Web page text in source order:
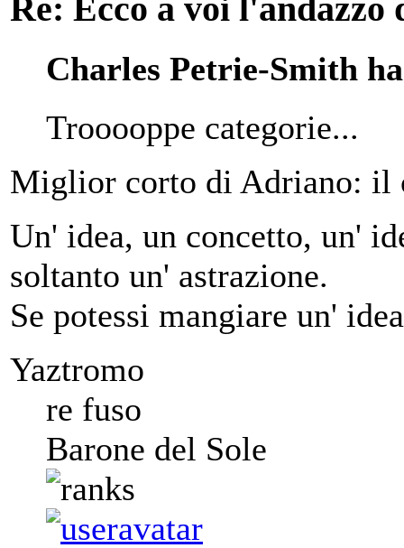
Re: Ecco a voi
Charles Petrie-Smith
Trooooppe categorie...
Miglior corto di Adriano: il
Un' idea, un concetto, un'
soltanto un' astrazione.
Se potessi mangiare un'
Yaztromo
re fuso
Barone del Sole